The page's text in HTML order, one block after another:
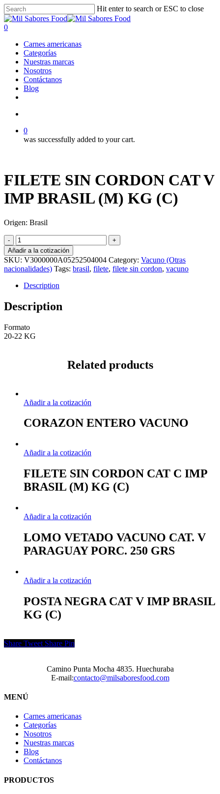
Skip
to
main
Hit enter to search or ESC to close
Close
Search
search
0
Carnes americanas
Categorías
Nuestras marcas
Nosotros
Contáctanos
Blog
0
was successfully added to your cart.
FILETE SIN CORDON CAT V
IMP BRASIL (M) KG (C)
Origen: Brasil
FILETE
SIN
CORDON
CAT
V
IMP
BRASIL
KG
quantity
Añadir a la cotización
SKU: V3000000A05252504004 Category: Vacuno (Otras
nacionalidades) Tags: brasil, filete, filete sin cordon, vacuno
Description
Description
Formato
20-22 KG
Related products
Añadir a la cotización
CORAZON ENTERO VACUNO
Añadir a la cotización
FILETE SIN CORDON CAT C IMP
BRASIL (M) KG (C)
Añadir a la cotización
LOMO VETADO VACUNO CAT. V
PARAGUAY PORC. 250 GRS
Añadir a la cotización
POSTA NEGRA CAT V IMP BRASIL
KG (C)
Share Tweet Share Pin
Camino Punta Mocha 4835. Huechuraba
E-mail:contacto@milsaboresfood.com
MENÚ
Carnes americanas
Categorías
Nosotros
Nuestras marcas
Blog
Contáctanos
PRODUCTOS